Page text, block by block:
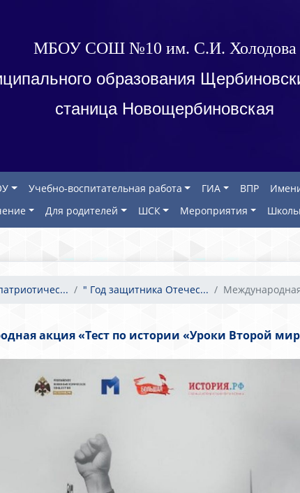
МБОУ СОШ №10 им. С.И. Холодова
образования
станица Новощербиновская
Учебно-воспитательная работа ГИА ВПР
Для родителей ШСК Мероприятия
" Год защитника Отечес...
акция «Тест по истории «Уроки Второй